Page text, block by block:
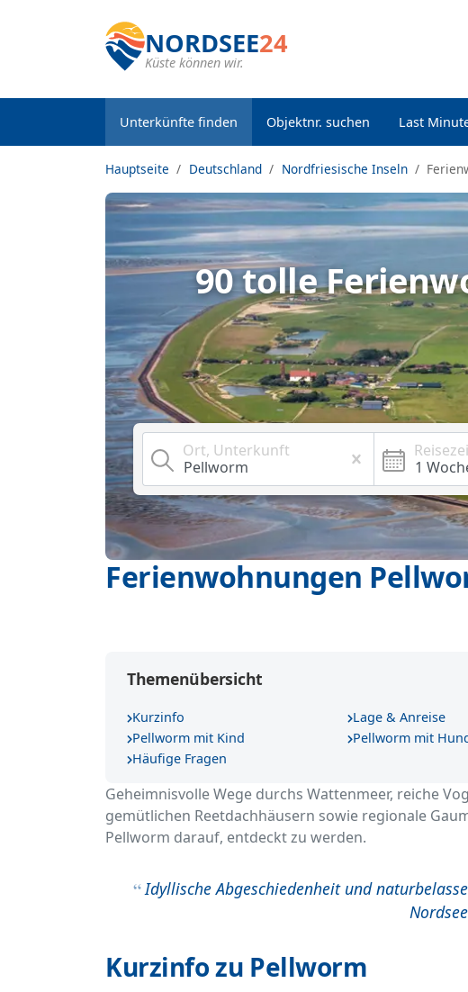
NORDSEE24
Küste können wir.
Unterkünfte finden Objektnr. suchen Last
Hauptseite Deutschland Nordfriesische Inseln
90 tolle
Ort, Unterkunft
Ferienwohnungen
Themenübersicht
Kurzinfo Lage & Anreise
Pellworm mit Kind
Pellworm mit
Häufige Fragen
Geheimnisvolle Wege durchs Wattenmeer, reiche
gemütlichen Reetdachhäusern sowie regionale
Pellworm darauf, entdeckt zu werden.
Idyllische Abgeschiedenheit und
Kurzinfo zu Pellworm